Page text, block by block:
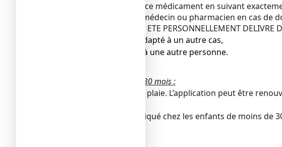
Veillez à toujours utiliser ce médicament en suivant
Vérifiez auprès de votre médecin ou pharmacien en cas de
CE MEDICAMENT VOUS A ETE PERSONNELLEMENT DELIVRE
● Il peut ne pas être adapté à un autre cas,
● Ne le conseillez pas à une autre personne.
Adultes et enfants de plus de 30 mois :
Appliquez la crème sur la plaie. L’application peut être
CETAVLON est contre-indiqué chez les enfants de moins de